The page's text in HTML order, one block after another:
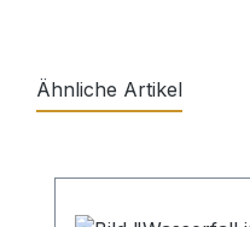
Ähnliche Artikel